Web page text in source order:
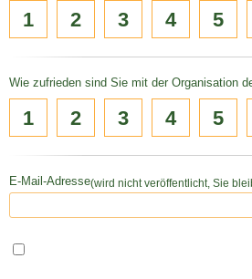
1 2 3 4 5
Wie zufrieden sind Sie mit der Organisation
1 2 3 4 5
E-Mail-Adresse(wird nicht veröffentlicht, Sie